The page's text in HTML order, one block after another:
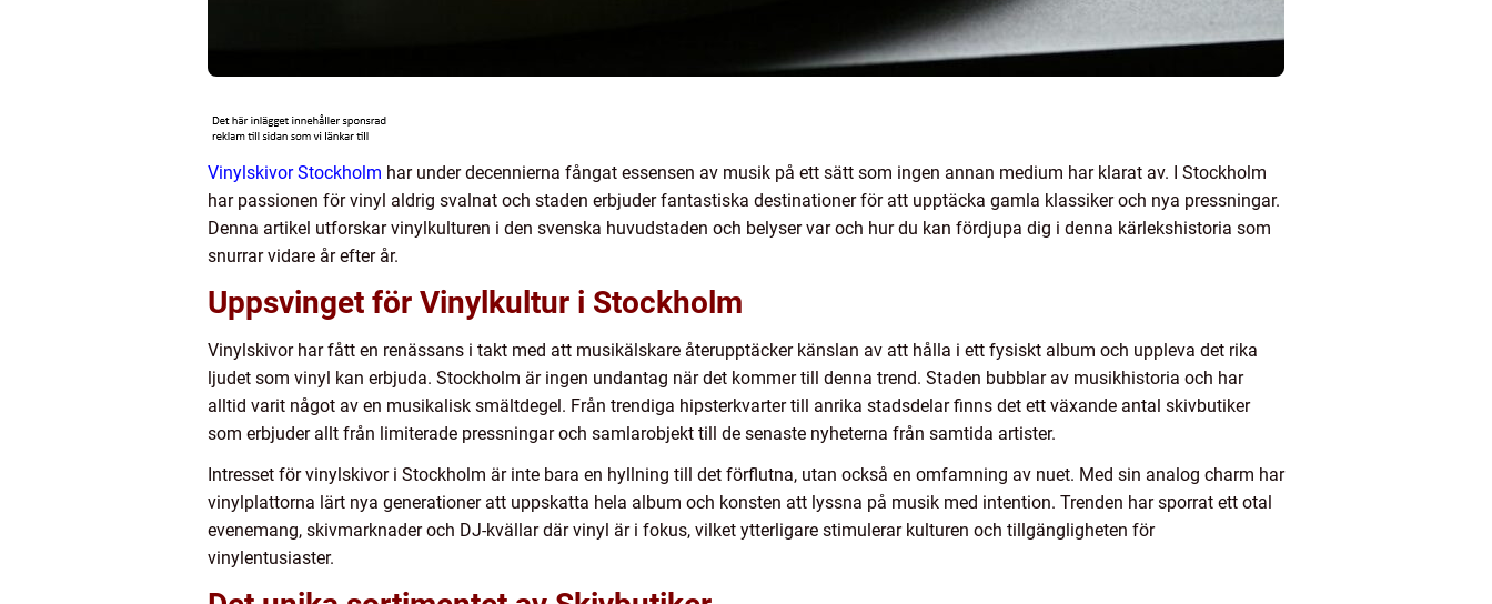
Vinylskivor Stockholm har under decennierna fångat essensen av musik på ett sätt som ingen annan medium har klarat av. I Stockholm
har passionen för vinyl aldrig svalnat och staden erbjuder fantastiska destinationer för att upptäcka gamla klassiker och nya pressningar.
Denna artikel utforskar vinylkulturen i den svenska huvudstaden och belyser var och hur du kan fördjupa dig i denna kärlekshistoria som
snurrar vidare år efter år.
Uppsvinget för Vinylkultur i Stockholm
Vinylskivor har fått en renässans i takt med att musikälskare återupptäcker känslan av att hålla i ett fysiskt album och uppleva det rika
ljudet som vinyl kan erbjuda. Stockholm är ingen undantag när det kommer till denna trend. Staden bubblar av musikhistoria och har
alltid varit något av en musikalisk smältdegel. Från trendiga hipsterkvarter till anrika stadsdelar finns det ett växande antal skivbutiker
som erbjuder allt från limiterade pressningar och samlarobjekt till de senaste nyheterna från samtida artister.
Intresset för vinylskivor i Stockholm är inte bara en hyllning till det förflutna, utan också en omfamning av nuet. Med sin analog charm har
vinylplattorna lärt nya generationer att uppskatta hela album och konsten att lyssna på musik med intention. Trenden har sporrat ett otal
evenemang, skivmarknader och DJ-kvällar där vinyl är i fokus, vilket ytterligare stimulerar kulturen och tillgängligheten för
vinylentusiaster.